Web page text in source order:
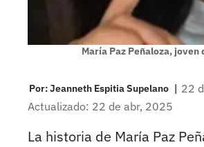
María Paz Peñaloza,
Por:Jeanneth Espitia Supelano | 22
Actualizado: 22 de abr, 2025
La historia de María Paz